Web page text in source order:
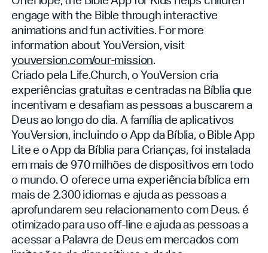
engage with the Bible through interactive
animations and fun activities. For more
information about YouVersion, visit
youversion.com/our-mission.
Criado pela Life.Church, o YouVersion cria
experiências gratuitas e centradas na Bíblia que
incentivam e desafiam as pessoas a buscarem a
Deus ao longo do dia. A família de aplicativos
YouVersion, incluindo o App da Bíblia, o Bible App
Lite e o App da Bíblia para Crianças, foi instalada
em mais de 970 milhões de dispositivos em todo
o mundo. O oferece uma experiência bíblica em
mais de 2.300 idiomas e ajuda as pessoas a
aprofundarem seu relacionamento com Deus. é
otimizado para uso off-line e ajuda as pessoas a
acessar a Palavra de Deus em mercados com